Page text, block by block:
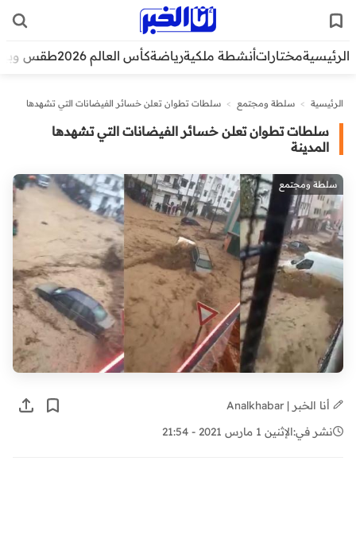
الرئيسيةمختاراتأنشطة ملكيةرياضةكأس العالم 2026 طقس
الرئيسية > سلطة ومجتمع > سلطات تطوان تعلن خسائر الفيضانات التي تشهدها
سلطات تطوان تعلن خسائر الفيضانات التي تشهدها
المدينة
سلطة ومجتمع
أنا الخبر | Analkhabar
نشر في:الإثنين 1 مارس 2021 - 21:54